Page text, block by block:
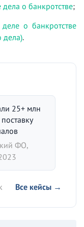
дела о банкротстве;
деле о банкротстве
дела).
25+ млн
ФО,
Все кейсы →